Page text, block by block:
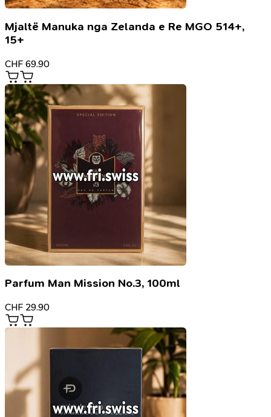
Mjaltë Manuka nga Zelanda e Re MGO 514+,
15+
CHF 69.90
Parfum Man Mission No.3, 100ml
CHF 29.90